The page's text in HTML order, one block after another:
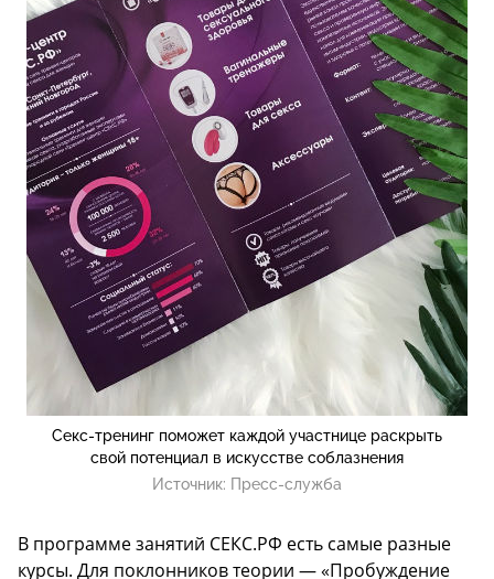
Секс-тренинг поможет каждой участнице раскрыть
свой потенциал в искусстве соблазнения
Источник: Пресс-служба
В программе занятий СЕКС.РФ есть самые разные
курсы. Для поклонников теории — «Пробуждение